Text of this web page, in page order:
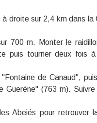
droite sur 2,4 km dans la
700 m. Monter le
puis tourner deux fois
de Canaud",
Gueréne" (763 m).
Abeiés pour retrouver